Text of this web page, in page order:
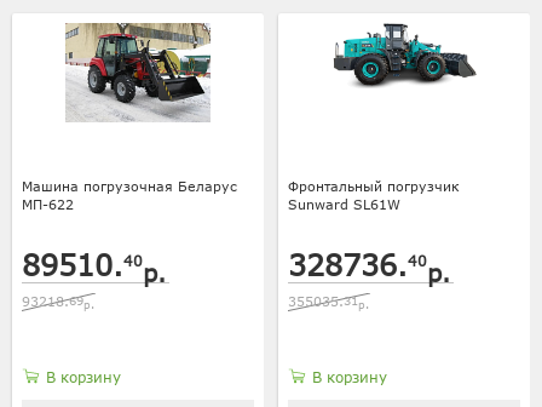
Машина погрузочная Беларус
МП-622
89510.40р.
93218.69р.
В корзину
Фронтальный погрузчик
Sunward SL61W
328736.40р.
355035.31р.
В корзину